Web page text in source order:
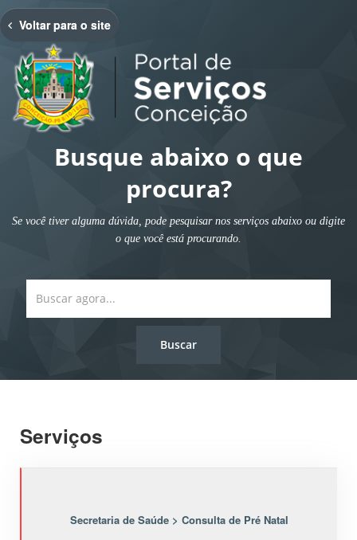
Voltar para o site
Busque abaixo o que
procura?
Se você tiver alguma dúvida, pode pesquisar nos serviços abaixo ou digite
o que você está procurando.
Serviços
Secretaria de Saúde > Consulta de Pré Natal
Se estive ciente disso, confirme.